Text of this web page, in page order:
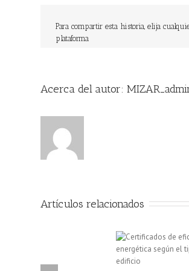
Para compartir esta historia, elija
plataforma
Acerca del autor:
Artículos relacionados